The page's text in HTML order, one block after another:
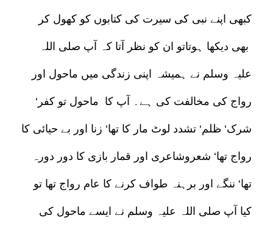
کبھی اپنے نبی کی سیرت کی کتابوں کو کھول کر
بھی دیکھا ہوتاتو ان کو نظر آتا کہ آپ صلی اللہ
علیہ وسلم نے ہمیشہ اپنی زندگی میں ماحول اور
رواج کی مخالفت کی ہے۔ آپ کا ماحول تو کفر‘
شرک‘ ظلم‘ تشدد لوٹ مار کا تھا‘ زنا اور بے حیائی کا
رواج تھا‘ شعروشاعری اور قمار بازی کا دور دورہ
تھا‘ ننگے اور برہنہ طواف کرنے کا عام رواج تھا تو
کیا آپ صلی اللہ علیہ وسلم نے ایسے ماحول کی